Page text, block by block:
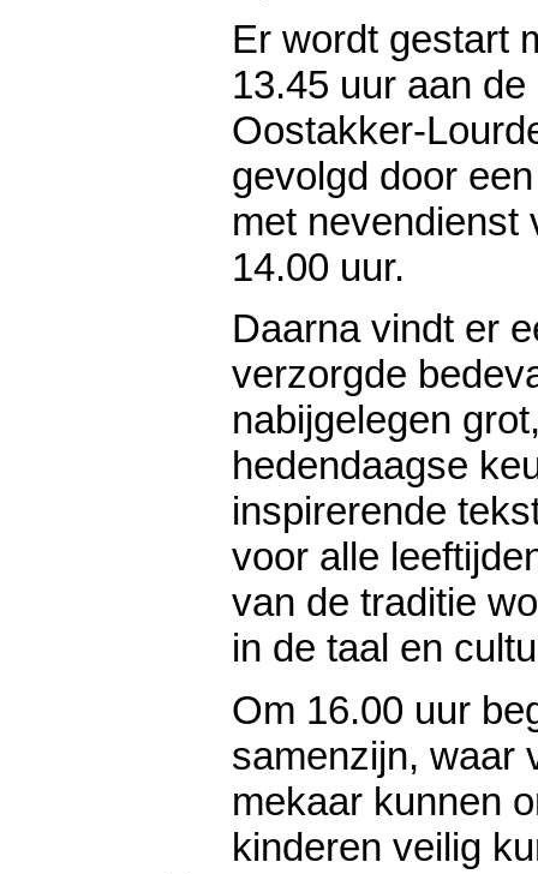
Er wordt gestart
13.45 uur aan
Oostakker-
gevolgd door
met nevendienst
14.00 uur.
Daarna vindt er
verzorgde
nabijgelegen
hedendaagse
inspirerende
voor alle
van de traditie
in de taal en
Om 16.00 uur
samenzijn, waar
mekaar kunnen
kinderen veilig